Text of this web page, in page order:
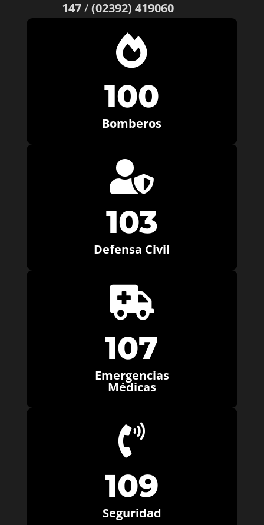
147/(02392) 419060

100
Bomberos

103
Defensa Civil

107
Emergencias
Médicas

109
Seguridad